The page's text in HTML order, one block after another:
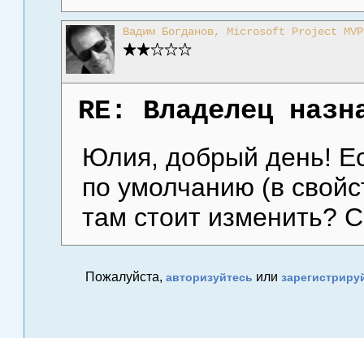
Вадим Богданов, Microsoft Project
RE: Владелец
Юлия, добрый день!
по умолчанию (в
там стоит изменить?
Пожалуйста, авторизуйтесь или